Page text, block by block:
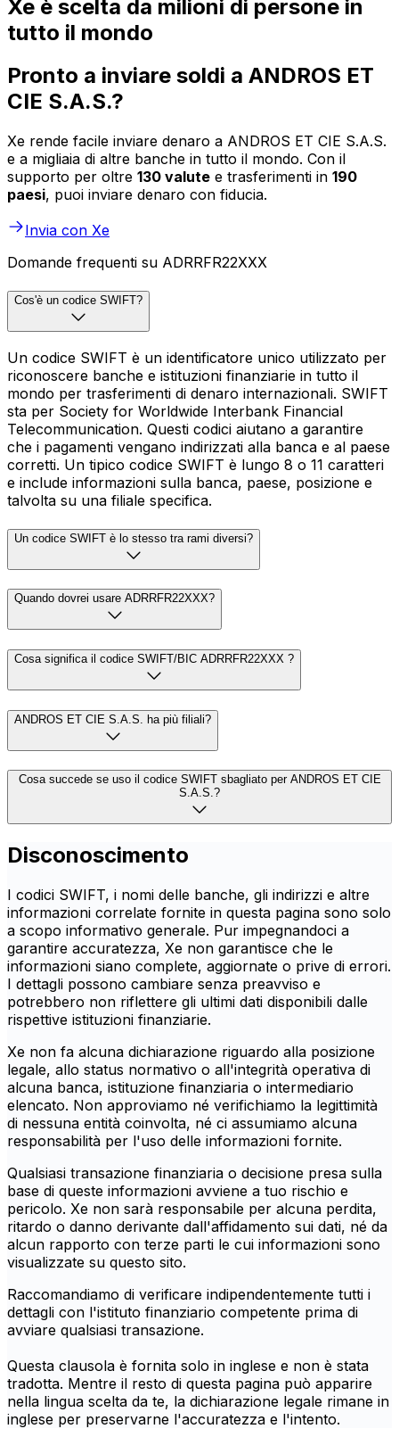
Xe è scelta da milioni di persone in
tutto il mondo
Pronto a inviare soldi a ANDROS ET
CIE S.A.S.?
Xe rende facile inviare denaro a ANDROS ET CIE S.A.S.
e a migliaia di altre banche in tutto il mondo. Con il
supporto per oltre 130 valute e trasferimenti in 190
paesi, puoi inviare denaro con fiducia.
Invia con Xe
Domande frequenti su ADRRFR22XXX
Cos'è un codice SWIFT?
Un codice SWIFT è un identificatore unico utilizzato per
riconoscere banche e istituzioni finanziarie in tutto il
mondo per trasferimenti di denaro internazionali. SWIFT
sta per Society for Worldwide Interbank Financial
Telecommunication. Questi codici aiutano a garantire
che i pagamenti vengano indirizzati alla banca e al paese
corretti. Un tipico codice SWIFT è lungo 8 o 11 caratteri
e include informazioni sulla banca, paese, posizione e
talvolta su una filiale specifica.
Un codice SWIFT è lo stesso tra rami diversi?
Quando dovrei usare ADRRFR22XXX?
Cosa significa il codice SWIFT/BIC ADRRFR22XXX ?
ANDROS ET CIE S.A.S. ha più filiali?
Cosa succede se uso il codice SWIFT sbagliato per ANDROS ET CIE
S.A.S.?
Disconoscimento
I codici SWIFT, i nomi delle banche, gli indirizzi e altre
informazioni correlate fornite in questa pagina sono solo
a scopo informativo generale. Pur impegnandoci a
garantire accuratezza, Xe non garantisce che le
informazioni siano complete, aggiornate o prive di errori.
I dettagli possono cambiare senza preavviso e
potrebbero non riflettere gli ultimi dati disponibili dalle
rispettive istituzioni finanziarie.
Xe non fa alcuna dichiarazione riguardo alla posizione
legale, allo status normativo o all'integrità operativa di
alcuna banca, istituzione finanziaria o intermediario
elencato. Non approviamo né verifichiamo la legittimità
di nessuna entità coinvolta, né ci assumiamo alcuna
responsabilità per l'uso delle informazioni fornite.
Qualsiasi transazione finanziaria o decisione presa sulla
base di queste informazioni avviene a tuo rischio e
pericolo. Xe non sarà responsabile per alcuna perdita,
ritardo o danno derivante dall'affidamento sui dati, né da
alcun rapporto con terze parti le cui informazioni sono
visualizzate su questo sito.
Raccomandiamo di verificare indipendentemente tutti i
dettagli con l'istituto finanziario competente prima di
avviare qualsiasi transazione.
Questa clausola è fornita solo in inglese e non è stata
tradotta. Mentre il resto di questa pagina può apparire
nella lingua scelta da te, la dichiarazione legale rimane in
inglese per preservarne l'accuratezza e l'intento.